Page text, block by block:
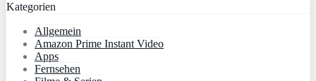
Kategorien
Allgemein
Amazon Prime Instant Video
Apps
Fernsehen